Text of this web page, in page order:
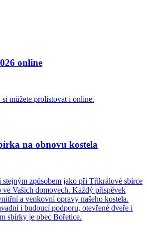
online
můžete prolistovat i online.
na obnovu kostela
stejným způsobem jako při Tříkrálové sbírce
Vašich domovech. Každý příspěvek
a venkovní opravy našeho kostela.
i budoucí podporu, otevřené dveře i
sbírky je obec Bořetice.